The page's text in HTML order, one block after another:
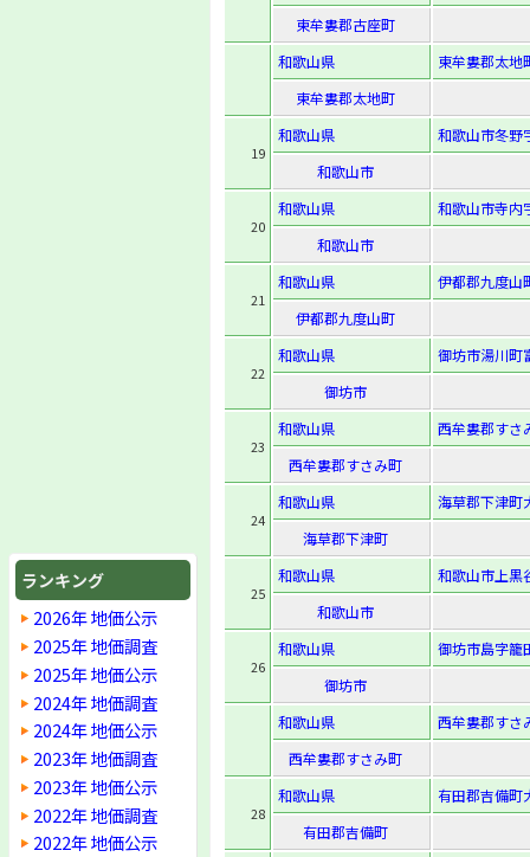
ランキング
2026年 地価公示
2025年 地価調査
2025年 地価公示
2024年 地価調査
2024年 地価公示
2023年 地価調査
2023年 地価公示
2022年 地価調査
2022年 地価公示
東牟婁郡古座町
和歌山県
東牟婁郡太地
東牟婁郡太地町
19
和歌山県
和歌山市冬野
和歌山市
20
和歌山県
和歌山市寺内
和歌山市
21
和歌山県
伊都郡九度山
伊都郡九度山町
22
和歌山県
御坊市湯川町
御坊市
23
和歌山県
西牟婁郡すさ
西牟婁郡すさみ町
24
和歌山県
海草郡下津町
海草郡下津町
25
和歌山県
和歌山市上黒
和歌山市
26
和歌山県
御坊市島字籠
御坊市
和歌山県
西牟婁郡すさ
西牟婁郡すさみ町
28
和歌山県
有田郡吉備町
有田郡吉備町